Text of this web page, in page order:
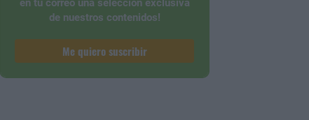
en tu correo una selección exclusiva
de nuestros contenidos!
Me quiero suscribir